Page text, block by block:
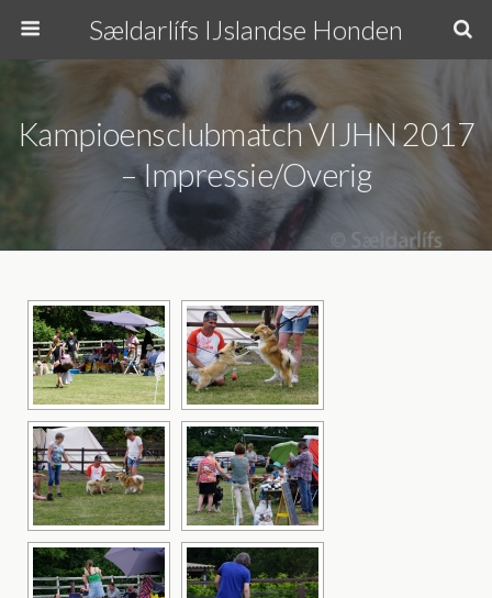
Sældarlífs IJslandse Honden
Kampioensclubmatch VIJHN 2017
– Impressie/overig